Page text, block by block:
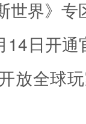
世界》专
14日开
放全球